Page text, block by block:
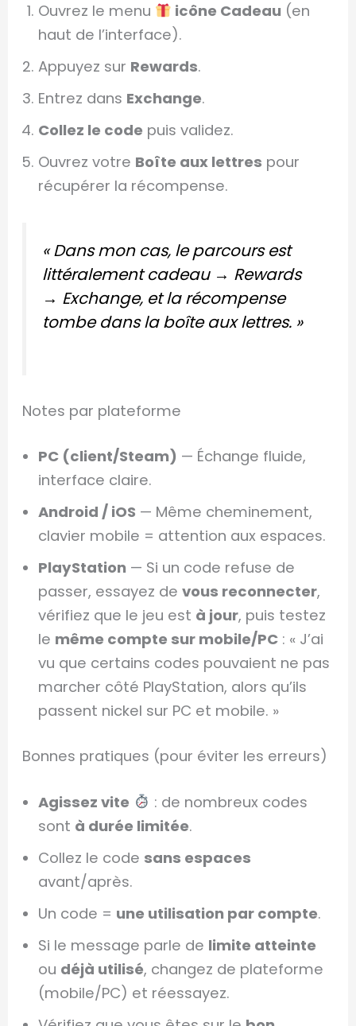
Ouvrez le menu icône Cadeau (en
haut de l’interface).
Appuyez sur Rewards.
Entrez dans Exchange.
Collez le code puis validez.
Ouvrez votre Boîte aux lettres pour
récupérer la récompense.
« Dans mon cas, le parcours est
littéralementcadeau → Rewards
→ Exchange, et la récompense
tombe dans la boîte aux lettres. »
Notes par plateforme
PC (client/Steam) — Échange fluide,
interface claire.
Android / iOS — Même cheminement,
clavier mobile = attention aux espaces.
PlayStation — Si un code refuse de
passer, essayez devous reconnecter,
vérifiez que le jeu est à jour, puis testez
le même compte sur mobile/PC : « J’ai
vu que certains codes pouvaient ne pas
marcher côté PlayStation, alors qu’ils
passent nickel sur PC et mobile. »
Bonnes pratiques (pour éviter les erreurs)
Agissez vite
: de nombreux codes
sont à durée limitée.
Collez le code sans espaces
avant/après.
Un code = une utilisation par compte.
Si le message parle de limite atteinte
ou déjà utilisé, changez de plateforme
(mobile/PC) et réessayez.